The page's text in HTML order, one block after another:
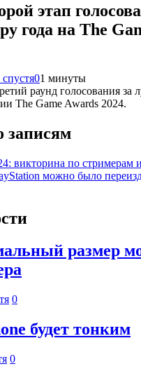
этап
года на The
спустя01 минуты
раунд голосования за
The Game Awards 2024.
записям
викторина по стримерам
можно было
размер
0
будет тонким
0